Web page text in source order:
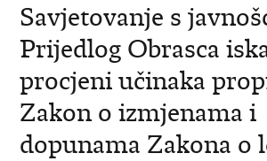
Savjetovanje s
Prijedlog Obrasca
procjeni učinaka
Zakon o izmjenama i
dopunama Zakona o